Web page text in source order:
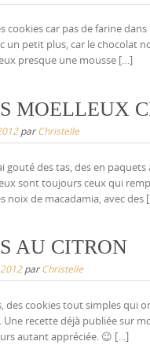
cookies car pas de farine
un petit plus, car le chocolat
presque une mousse […]
MOELLEUX
parChristelle
ai gouté des tas, des en
sont toujours ceux qui
noix de macadamia, avec des
AU CITRON
parChristelle
des cookies tout simples qui
recette déjà publiée sur
autant appréciée. 😉 […]